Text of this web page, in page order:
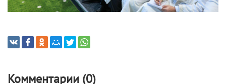
Комментарии (0)